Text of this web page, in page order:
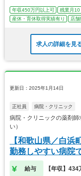
年収450万円以上可 残業月10
産休・育休取得実績有り
店
求人の詳細を見
更新日：2025年1月14日
正社員 病院・クリニック
病院・クリニックの薬剤
い）
【和歌山県／白浜
勤務しやすい病院
給与 【年収】